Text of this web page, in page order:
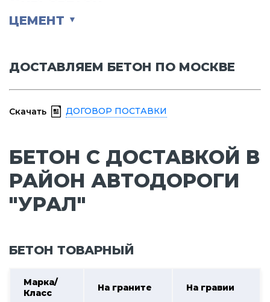
ЦЕМЕНТ ▼
ДОСТАВЛЯЕМ БЕТОН ПО МОСКВЕ
Скачать ДОГОВОР ПОСТАВКИ
БЕТОН С ДОСТАВКОЙ В
РАЙОН АВТОДОРОГИ
"УРАЛ"
БЕТОН ТОВАРНЫЙ
Марка/
Класс
На граните На гравии